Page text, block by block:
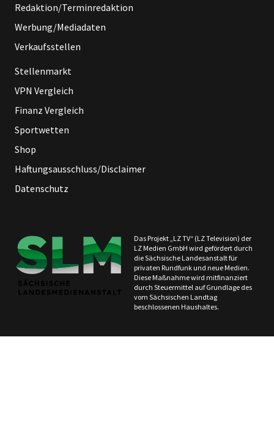
Redaktion/Terminredaktion
Werbung/Mediadaten
Verkaufsstellen
Stellenmarkt
VPN Vergleich
Finanz Vergleich
Sportwetten
Shop
Haftungsausschluss/Disclaimer
Datenschutz
Das Projekt „LZ TV“ (LZ Television) der
LZ Medien GmbH wird gefördert durch
die Sächsische Landesanstalt für
privaten Rundfunk und neue Medien.
Diese Maßnahme wird mitfinanziert
durch Steuermittel auf Grundlage des
vom Sächsischen Landtag
beschlossenen Haushaltes.